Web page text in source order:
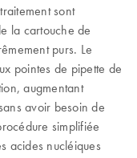
sont
la cartouche de
purs. Le
pointes de pipette de
augmentant
avoir besoin de
simplifiée
acides nucléiques